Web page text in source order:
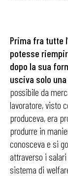
Prima fra tutte
potesse
dopo la sua
usciva solo
possibile da
lavoratore, visto
produceva, era
produrre in
conosceva e si
attraverso i
sistema di